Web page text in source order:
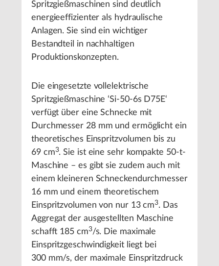
Spritzgießmaschinen sind deutlich
energieeffizienter als hydraulische
Anlagen. Sie sind ein wichtiger
Bestandteil in nachhaltigen
Produktionskonzepten.
Die eingesetzte vollelektrische
Spritzgießmaschine ‘Si-50-6s D75E‘
verfügt über eine Schnecke mit
Durchmesser 28 mm und ermöglicht ein
theoretisches Einspritzvolumen bis zu
69 cm3. Sie ist eine sehr kompakte 50-t-
Maschine – es gibt sie zudem auch mit
einem kleineren Schneckendurchmesser
16 mm und einem theoretischem
Einspritzvolumen von nur 13 cm3. Das
Aggregat der ausgestellten Maschine
schafft 185 cm3/s. Die maximale
Einspritzgeschwindigkeit liegt bei
300 mm/s, der maximale Einspritzdruck